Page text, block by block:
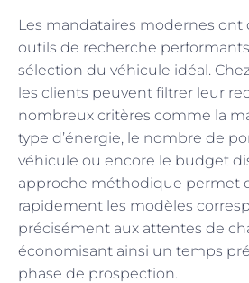
Les mandataires modernes ont
outils de recherche
sélection du véhicule idéal.
les clients peuvent filtrer leur
nombreux critères comme la
type d’énergie, le nombre de
véhicule ou encore le budget
approche méthodique permet
rapidement les modèles
précisément aux attentes de
économisant ainsi un temps
phase de prospection.